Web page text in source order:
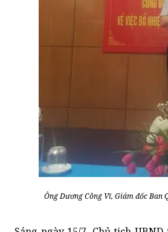
Ông Dương Công Vĩ, Giám đốc